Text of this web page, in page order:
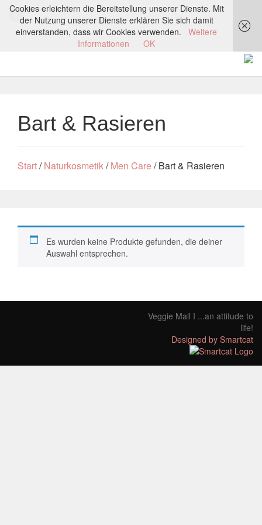
Bart & Rasieren
Start/Naturkosmetik/Men Care / Bart & Rasieren
Es wurden keine Produkte gefunden, die deiner
Auswahl entsprechen.
Veggie Mall I ...an attitude to
life!
Designed by Smartcat
Cookies erleichtern die Bereitstellung unserer Dienste. Mit
der Nutzung unserer Dienste erklären Sie sich damit
einverstanden, dass wir Cookies verwenden.
Weitere
Informationen
OK